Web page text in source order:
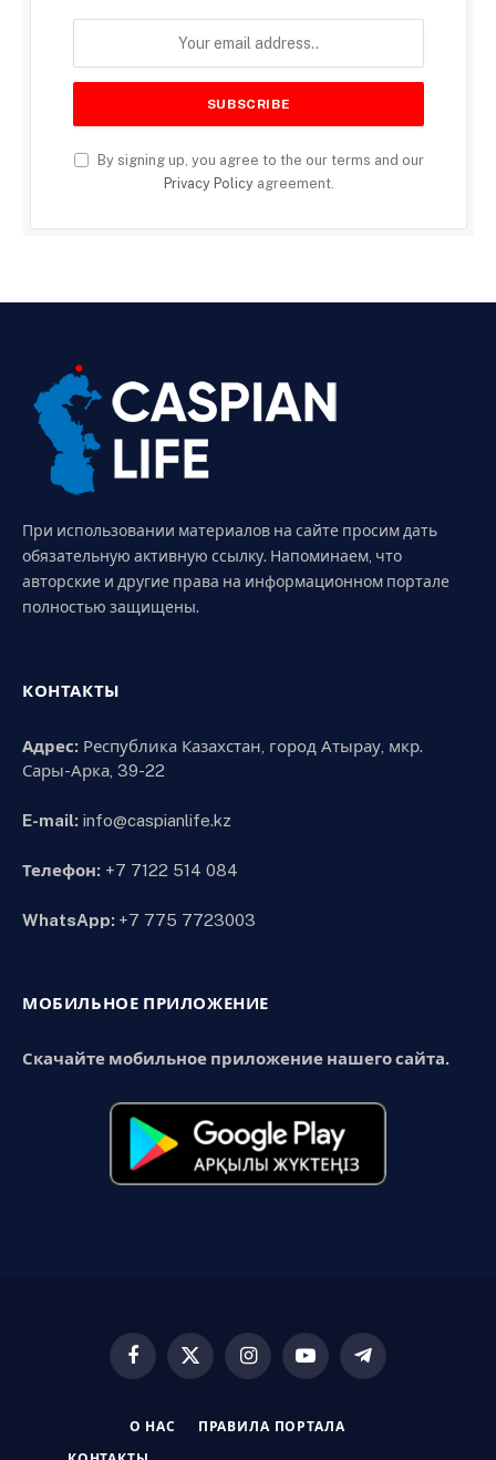
By signing up, you agree to the our terms and our
Privacy Policyagreement.
При использовании материалов на сайте просим дать
обязательную активную ссылку. Напоминаем, что
авторские и другие права на информационном портале
полностью защищены.
КОНТАКТЫ
Адрес: Республика Казахстан, город Атырау, мкр.
Сары-Арка, 39-22
E-mail: info@caspianlife.kz
Телефон: +7 7122 514 084
WhatsApp: +7 775 7723003
МОБИЛЬНОЕ ПРИЛОЖЕНИЕ
Скачайте мобильное приложение нашего сайта.
Facebook
X
InstagramYouTubeTelegram
О НАС ПРАВИЛА ПОРТАЛА